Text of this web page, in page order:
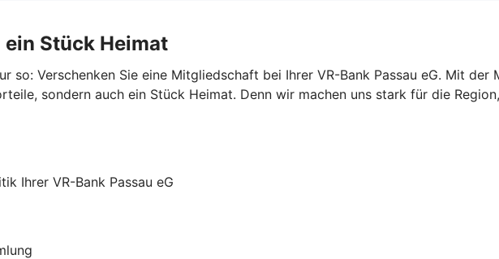
Stück Heimat
so: Verschenken Sie eine Mitgliedschaft bei Ihrer VR-Bank Passau eG. Mit
sondern auch ein Stück Heimat. Denn wir machen uns stark für die
Ihrer VR-Bank Passau eG